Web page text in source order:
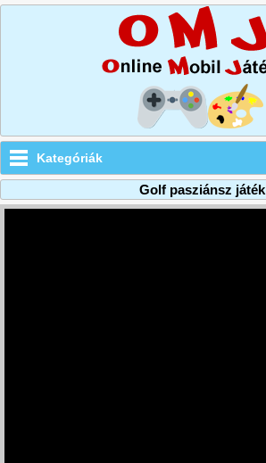
Kategóriák
Golf pasziánsz játék